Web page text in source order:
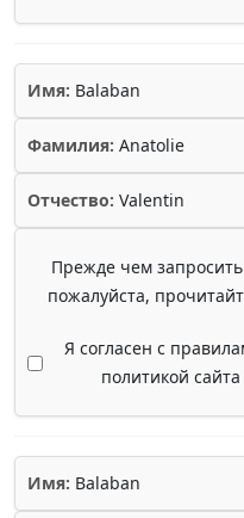
Имя: Balaban
Фамилия: Anatolie
Отчество: Valentin
Прежде чем
пожалуйста,
Я согласен с
политикой сайта
Имя: Balaban